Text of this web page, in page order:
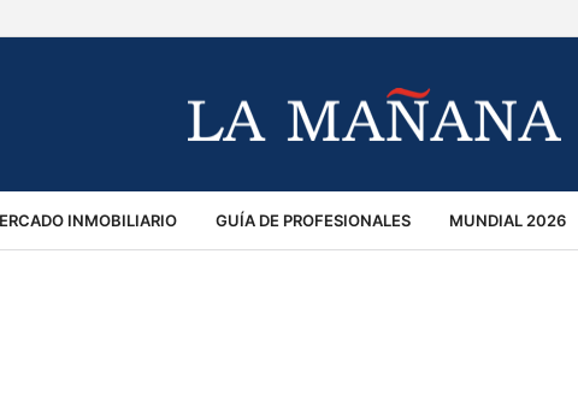
INMOBILIARIO GUÍA DE PROFESIONALES MUNDIAL 2026